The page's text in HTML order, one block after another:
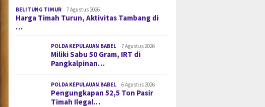
BELITUNG TIMUR 7 Agustus 2026
Harga Timah Turun, Aktivitas Tambang di
…
POLDA KEPULAUAN BABEL 7 Agustus 2026
Miliki Sabu 50 Gram, IRT di
Pangkalpinan…
POLDA KEPULAUAN BABEL 6 Agustus 2026
Pengungkapan 52,5 Ton Pasir
Timah Ilegal…